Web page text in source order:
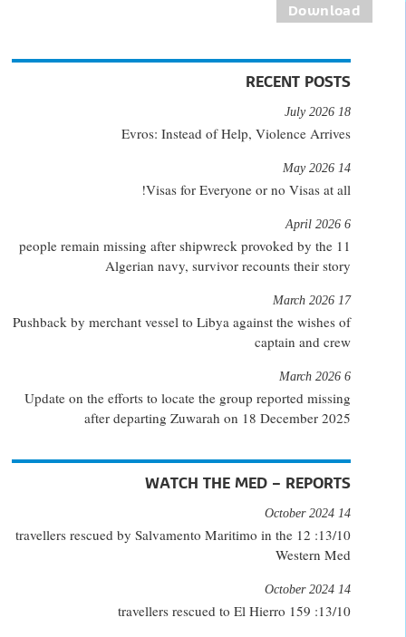
Download
RECENT POSTS
Evros: Instead of Help, Violence Arrives
18 July 2026
Visas for Everyone or no Visas at all!
14 May 2026
11 people remain missing after shipwreck provoked by the
Algerian navy, survivor recounts their story
6 April 2026
Pushback by merchant vessel to Libya against the wishes of
captain and crew
17 March 2026
Update on the efforts to locate the group reported missing
after departing Zuwarah on 18 December 2025
6 March 2026
WATCH THE MED – REPORTS
13/10: 12 travellers rescued by Salvamento Maritimo in the
Western Med
14 October 2024
13/10: 159 travellers rescued to El Hierro
14 October 2024